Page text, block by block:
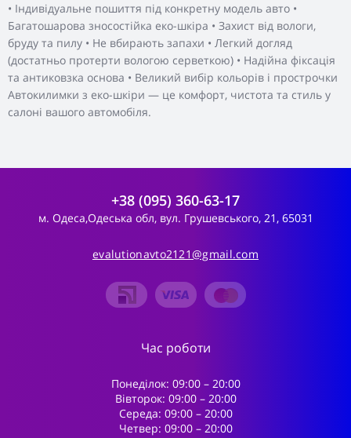
• Індивідуальне пошиття під конкретну модель авто •
Багатошарова зносостійка еко-шкіра • Захист від вологи,
бруду та пилу • Не вбирають запахи • Легкий догляд
(достатньо протерти вологою серветкою) • Надійна фіксація
та антиковзка основа • Великий вибір кольорів і прострочки
Автокилимки з еко-шкіри — це комфорт, чистота та стиль у
салоні вашого автомобіля.
+38 (095) 360-63-17
м. Одеса,Одеська обл, вул. Грушевського, 21, 65031
evalutionavto2121@gmail.com
Час роботи
Понеділок: 09:00 – 20:00
Вівторок: 09:00 – 20:00
Середа: 09:00 – 20:00
Четвер: 09:00 – 20:00